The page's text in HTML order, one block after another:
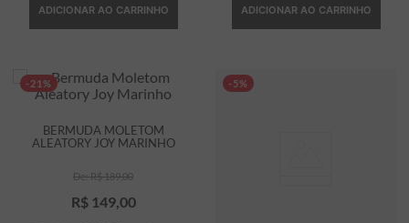
ADICIONAR AO CARRINHO ADICIONAR AO CARRINHO
-21%
BERMUDA MOLETOM
ALEATORY JOY MARINHO
R$189,00
R$ 149, 00
-5%